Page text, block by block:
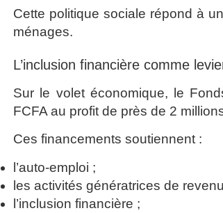
Cette politique sociale répond à
ménages.
L’inclusion financière comme
Sur le volet économique, le
FCFA au profit de près de 2
Ces financements soutiennent :
l’auto-emploi ;
les activités génératrices de
l’inclusion financière ;